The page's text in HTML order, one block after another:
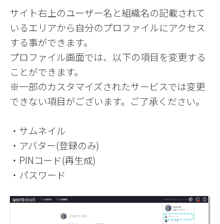
サイト右上のユーザー名と組織名の記載されて
いるエリアから自分のプロファイルにアクセス
する事ができます。
プロファイル画面では、以下の項目を変更する
ことができます。
※一部のカスタマイズされたサービスでは変更
できない項目がございます。ご了承ください。
・サムネイル
・アバター(登録のみ)
・PINコード(再生成)
・パスワード